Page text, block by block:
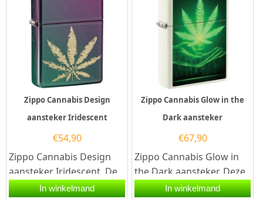
Zippo Cannabis Design
aansteker Iridescent
€54,90
Zippo Cannabis Design
aansteker Iridescent. De
Iridescent kleurige Zippo
In winkelmand
Zippo Cannabis Glow in the
Dark aansteker
€67,90
Zippo Cannabis Glow in
the Dark aansteker. Deze
Zippo aansteker is
In winkelmand